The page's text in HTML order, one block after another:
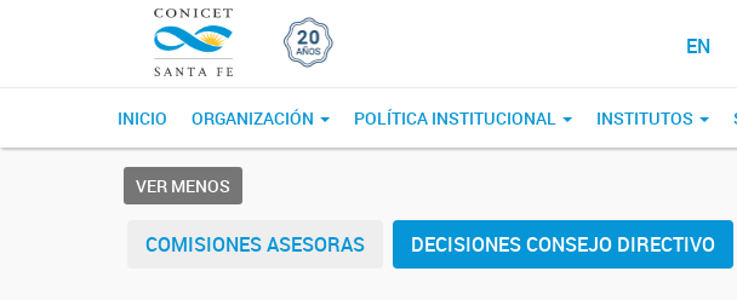
EN
INICIO ORGANIZACIÓN POLÍTICA INSTITUCIONAL INSTITUTOS
VER MENOS
COMISIONES ASESORAS DECISIONES CONSEJO DIRECTIVO